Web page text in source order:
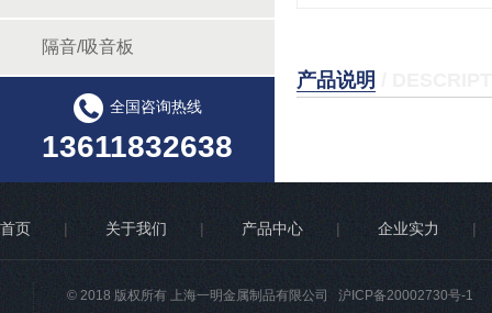
隔音/吸音板
全国咨询热线
13611832638
产品说明
首页 | 关于我们 | 产品中心 | 企业实力 |
© 2018 版权所有 上海一明金属制品有限公司 沪ICP备20002730号-1